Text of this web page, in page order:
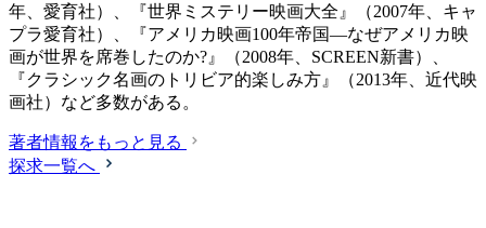
年、愛育社）、『世界ミステリー映画大全』（2007年、キャ
プラ愛育社）、『アメリカ映画100年帝国―なぜアメリカ映
画が世界を席巻したのか?』（2008年、SCREEN新書）、
『クラシック名画のトリビア的楽しみ方』（2013年、近代映
画社）など多数がある。
著者情報をもっと見る
探求一覧へ